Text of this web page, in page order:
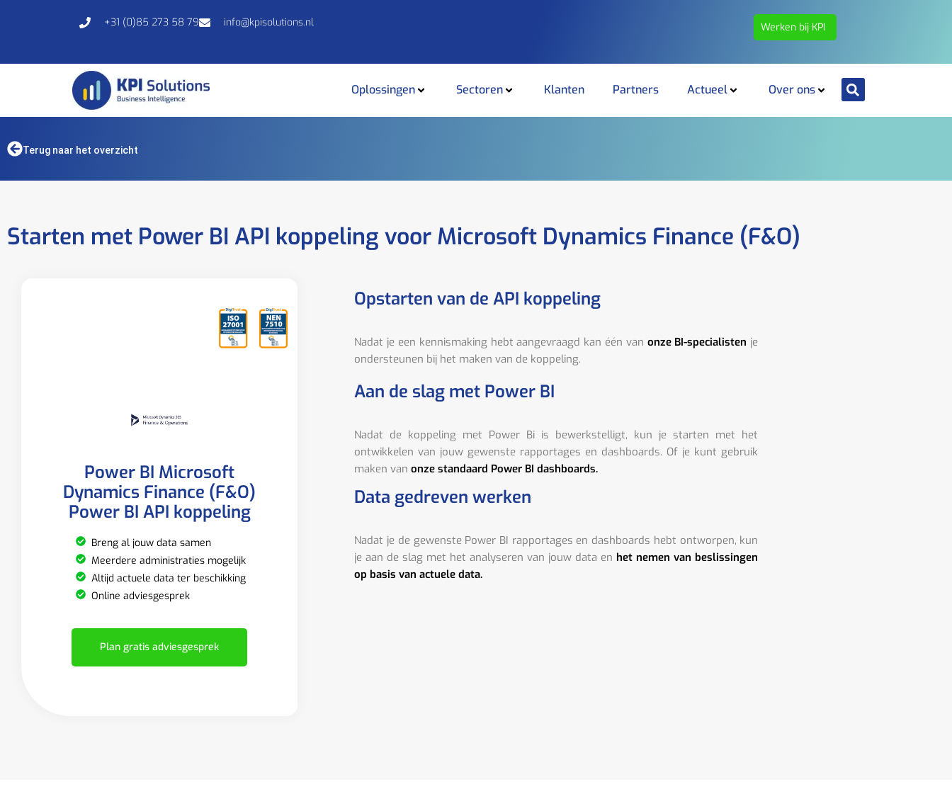
+31 (0)85 273 58 79 info@kpisolutions.nl Werken bij KPI
Oplossingen Sectoren Klanten Partners Actueel Over ons
Terug naar het overzicht
Starten met Power BI API koppeling voor Microsoft Dynamics Finance (F&O)
Power BI Microsoft
Dynamics Finance (F&O)
Power BI API koppeling
Breng al jouw data samen
Meerdere administraties mogelijk
Altijd actuele data ter beschikking
Online adviesgesprek
Plan gratis adviesgesprek
Opstarten van de API koppeling
Nadat je een kennismaking hebt aangevraagd kan één van onze BI-specialisten je
ondersteunen bij het maken van de koppeling.
Aan de slag met Power BI
Nadat de koppeling met Power Bi is bewerkstelligt, kun je starten met het
ontwikkelen van jouw gewenste rapportages en dashboards. Of je kunt gebruik
maken van onze standaard Power BI dashboards.
Data gedreven werken
Nadat je de gewenste Power BI rapportages en dashboards hebt ontworpen, kun
je aan de slag met het analyseren van jouw data en het nemen van beslissingen
op basis van actuele data.